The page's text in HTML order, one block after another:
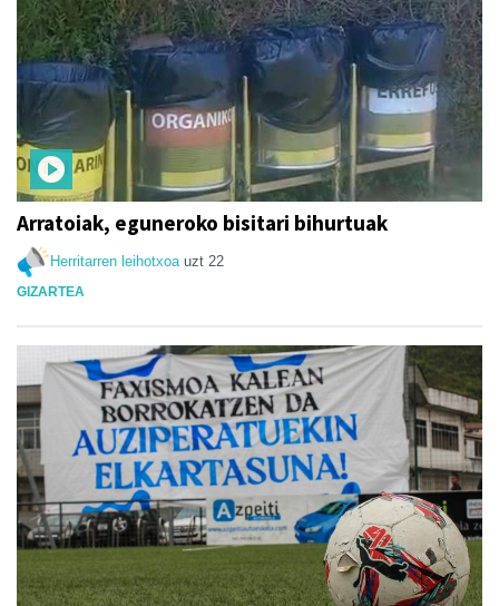
Arratoiak, eguneroko bisitari bihurtuak
Herritarren leihotxoa uzt 22
GIZARTEA